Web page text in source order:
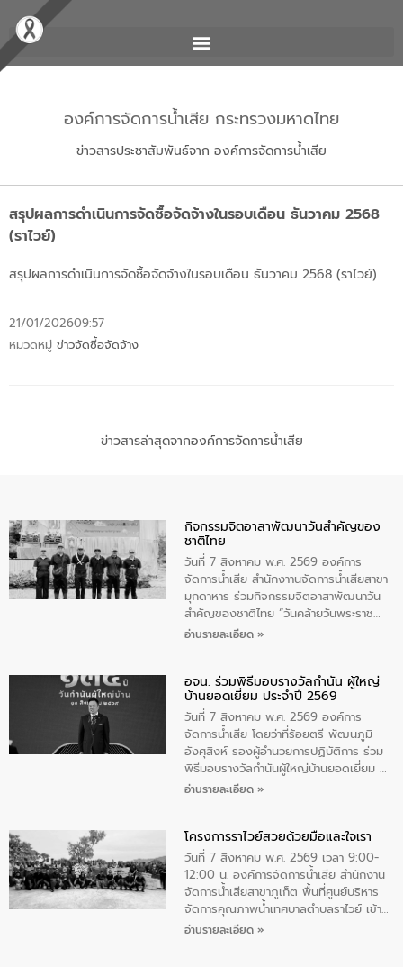
องค์การจัดการน้ำเสีย กระทรวงมหาดไทย
ข่าวสารประชาสัมพันธ์จาก องค์การจัดการน้ำเสีย
สรุปผลการดำเนินการจัดซื้อจัดจ้างในรอบเดือน ธันวาคม 2568
(ราไวย์)
สรุปผลการดำเนินการจัดซื้อจัดจ้างในรอบเดือน ธันวาคม 2568 (ราไวย์)
21/01/202609:57
หมวดหมู่ ข่าวจัดซื้อจัดจ้าง
ข่าวสารล่าสุดจากองค์การจัดการน้ำเสีย
กิจกรรมจิตอาสาพัฒนาวันสําคัญของ
ชาติไทย
วันที่ 7 สิงหาคม พ.ศ. 2569 องค์การ
จัดการน้ำเสีย สำนักงาานจัดการน้ำเสียสาขา
มุกดาหาร ร่วมกิจกรรมจิตอาสาพัฒนาวัน
สําคัญของชาติไทย “วันคล้ายวันพระราช
สมภพ สมเด็จพระนางเจ้าสิริกิติ์พระบรม
ทิพย์คำ รองผู้ว่าราชการจังหวัดมุกดาหาร
เป็นประธานในพิธี ณ เรือนจําชั่วคราวนาโสก
ตําบลนาโสก อําเภอเมืองมุกดาหาร จังหวัด
มุกดาหาร โดยในกิจกรรมได้ร่วมปลูกป่า และ
ทําความสะอาดภายในบริเวณ จัดกิจกรรม
เพื่อถวายเป็นพระราชกุศล สมเด็จพระนาง
เจ้าสิริกิติ์พระบรมราชินีนาถ พระบรมราช
อ่านรายละเอียด »
อจน. ร่วมพิธีมอบรางวัลกำนัน ผู้ใหญ่
บ้านยอดเยี่ยม ประจำปี 2569
วันที่ 7 สิงหาคม พ.ศ. 2569 องค์การ
จัดการน้ำเสีย โดยว่าที่ร้อยตรี พัฒนภูมิ
อังศุสิงห์ รองผู้อำนวยการปฏิบัติการ ร่วม
พิธีมอบรางวัลกำนันผู้ใหญ่บ้านยอดเยี่ยม ณ
ทำเนียบรัฐบาล โดยมีนายอนุทิน ชาญวีรกูล
ทองคำและประกาศเกียรติคุณให้แก่ กำนัน
ผู้ใหญ่บ้านยอดเยี่ยม พร้อมกล่าวชื่นชม ให้
โอวาท และมอบนโยบาย
อ่านรายละเอียด »
โครงการราไวย์สวยด้วยมือและใจเรา
วันที่ 7 สิงหาคม พ.ศ. 2569 เวลา 9:00-
12:00 น. องค์การจัดการน้ำเสีย สำนักงาน
จัดการน้ำเสียสาขาภูเก็ต พื้นที่ศูนย์บริหาร
จัดการคุณภาพน้ำเทศบาลตำบลราไวย์ เข้า
ร่วมโครงการราไวย์สวยด้วยมือและใจเรา
อ่านรายละเอียด »